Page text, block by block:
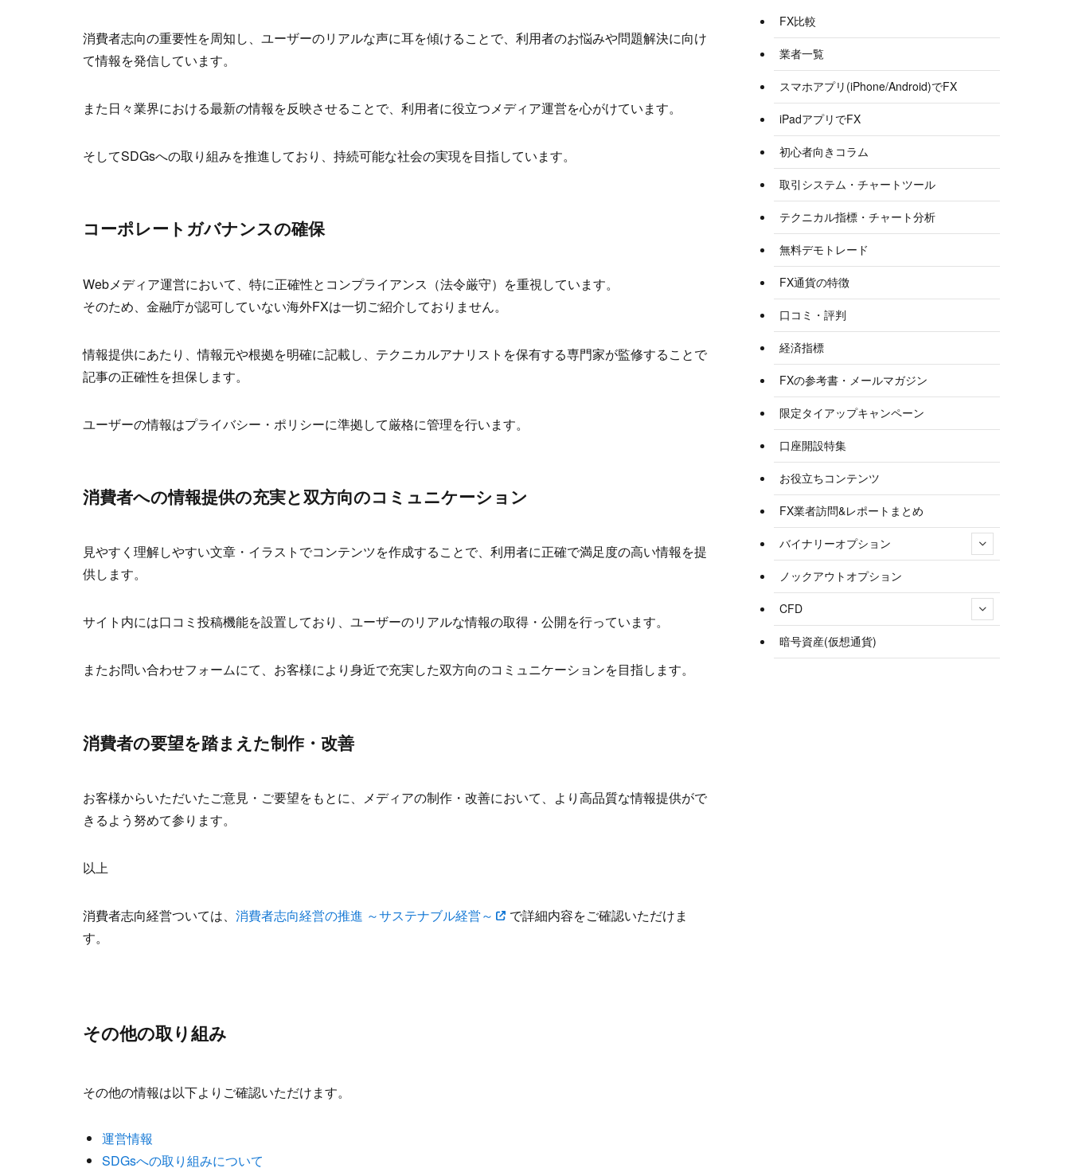
消費者志向の重要性を周知し、ユーザーのリアルな声に耳を傾けることで、利用者のお悩みや問題解決に向け
て情報を発信しています。
また日々業界における最新の情報を反映させることで、利用者に役立つメディア運営を心がけています。
そしてSDGsへの取り組みを推進しており、持続可能な社会の実現を目指しています。
コーポレートガバナンスの確保
Webメディア運営において、特に正確性とコンプライアンス（法令厳守）を重視しています。
そのため、金融庁が認可していない海外FXは一切ご紹介しておりません。
情報提供にあたり、情報元や根拠を明確に記載し、テクニカルアナリストを保有する専門家が監修することで
記事の正確性を担保します。
ユーザーの情報はプライバシー・ポリシーに準拠して厳格に管理を行います。
消費者への情報提供の充実と双方向のコミュニケーション
見やすく理解しやすい文章・イラストでコンテンツを作成することで、利用者に正確で満足度の高い情報を提
供します。
サイト内には口コミ投稿機能を設置しており、ユーザーのリアルな情報の取得・公開を行っています。
またお問い合わせフォームにて、お客様により身近で充実した双方向のコミュニケーションを目指します。
消費者の要望を踏まえた制作・改善
お客様からいただいたご意見・ご要望をもとに、メディアの制作・改善において、より高品質な情報提供がで
きるよう努めて参ります。
以上
消費者志向経営ついては、 消費者志向経営の推進 ～サステナブル経営～
で詳細内容をご確認いただけま
す。
その他の取り組み
その他の情報は以下よりご確認いただけます。
運営情報
SDGsへの取り組みについて
FX比較
業者一覧
スマホアプリ(iPhone/Android)でFX
iPadアプリでFX
初心者向きコラム
取引システム・チャートツール
テクニカル指標・チャート分析
無料デモトレード
FX通貨の特徴
口コミ・評判
経済指標
FXの参考書・メールマガジン
限定タイアップキャンペーン
口座開設特集
お役立ちコンテンツ
FX業者訪問&レポートまとめ
バイナリーオプション
ノックアウトオプション
CFD
暗号資産(仮想通貨)